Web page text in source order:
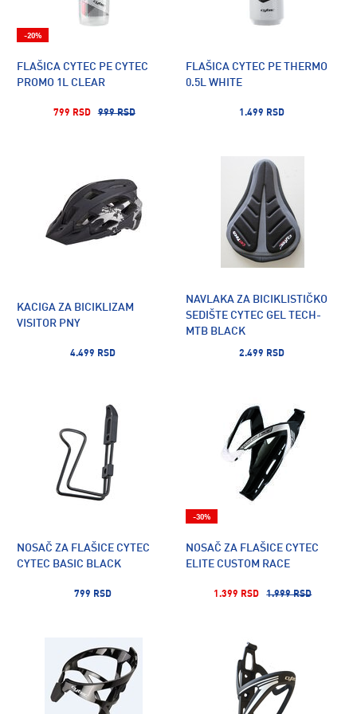
FLAŠICA CYTEC PE CYTEC
PROMO 1L CLEAR
799 RSD 999 RSD
-20%
FLAŠICA CYTEC PE THERMO
0.5L WHITE
1.499 RSD
KACIGA ZA BICIKLIZAM
VISITOR PNY
4.499 RSD
NAVLAKA ZA BICIKLISTIČKO
SEDIŠTE CYTEC GEL TECH-
MTB BLACK
2.499 RSD
NOSAČ ZA FLAŠICE CYTEC
CYTEC BASIC BLACK
799 RSD
NOSAČ ZA FLAŠICE CYTEC
ELITE CUSTOM RACE
1.399 RSD 1.999 RSD
-30%